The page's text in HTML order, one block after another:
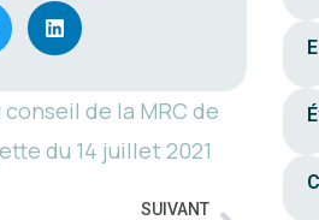
conseil de la MRC de
du 14 juillet 2021
SUIVANT